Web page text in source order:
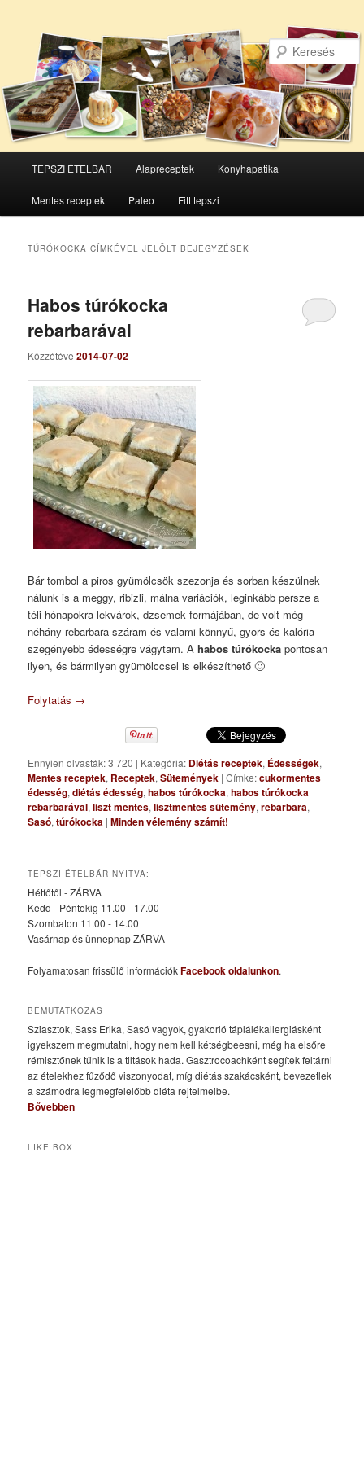
Tovább
az
elsődleges
Tovább
a
másodlagos
TEPSZI ÉTELBÁR Alapreceptek Konyhapatika
Mentes receptek Paleo Fitt tepszi
TÚRÓKOCKA CÍMKÉVEL JELÖLT BEJEGYZÉSEK
Habos túrókocka
rebarbarával
Közzétéve2014-07-02
Bár tombol a piros gyümölcsök szezonja és sorban készülnek
nálunk is a meggy, ribizli, málna variációk, leginkább persze a
téli hónapokra lekvárok, dzsemek formájában, de volt még
néhány rebarbara száram és valami könnyű, gyors és kalória
szegényebb édességre vágytam. Ahabos túrókocka pontosan
ilyen, és bármilyen gyümölccsel is elkészíthető 🙂
Folytatás →
Ennyien olvasták: 3 720 | Kategória: Diétás receptek, Édességek,
Mentes receptek, Receptek,Sütemények |Címke:cukormentes
édesség,diétás édesség,habos túrókocka,habos túrókocka
rebarbarával,liszt mentes,lisztmentes sütemény,rebarbara,
Sasó,túrókocka |Minden vélemény számít!
TEPSZI ÉTELBÁR NYITVA:
Hétfőtől - ZÁRVA
Kedd - Péntekig 11.00 - 17.00
Szombaton 11.00 - 14.00
Vasárnap és ünnepnap ZÁRVA
Folyamatosan frissülő információkFacebook oldalunkon.
BEMUTATKOZÁS
Sziasztok, Sass Erika, Sasó vagyok, gyakorló táplálékallergiásként
igyekszem megmutatni, hogy nem kell kétségbeesni, még ha elsőre
rémisztőnek tűnik is a tiltások hada. Gasztrocoachként segítek feltárni
az ételekhez fűződő viszonyodat, míg diétás szakácsként, bevezetlek
a számodra legmegfelelőbb diéta rejtelmeibe.
Bővebben
LIKE BOX